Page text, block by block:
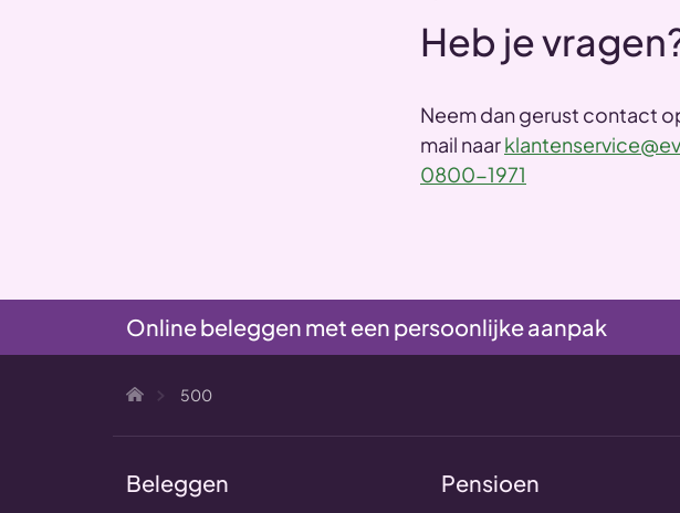
Heb je
Neem dan gerust contact
mail naar
0800-1971
Online beleggen met een persoonlijke aanpak
500
Beleggen Pensioen